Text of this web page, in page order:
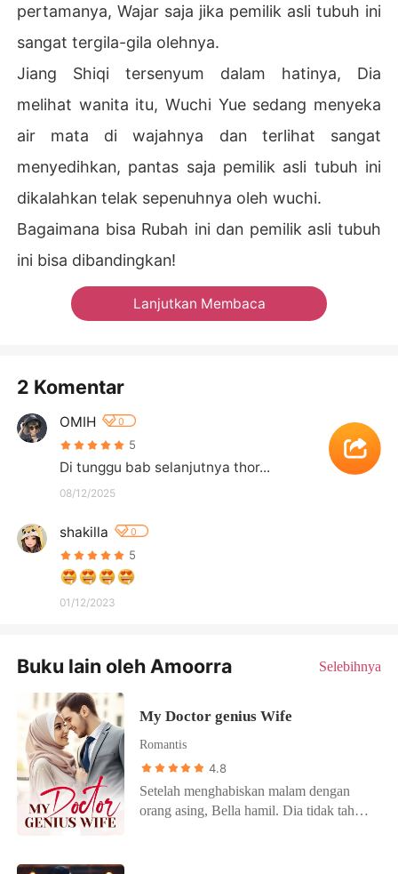
pertamanya, Wajar saja jika pemilik asli tubuh ini
sangat tergila-gila olehnya.
Jiang Shiqi tersenyum dalam hatinya, Dia
melihat wanita itu, Wuchi Yue sedang menyeka
air mata di wajahnya dan terlihat sangat
menyedihkan, pantas saja pemilik asli tubuh ini
dikalahkan telak sepenuhnya oleh wuchi.
Bagaimana bisa Rubah ini dan pemilik asli tubuh
ini bisa dibandingkan!
Lanjutkan Membaca
2 Komentar
OMIH 0
5
Di tunggu bab selanjutnya thor...
08/12/2025
shakilla 0
5
01/12/2023
Buku lain oleh Amoorra Selebihnya
My Doctor genius Wife
Romantis
4.8
Setelah menghabiskan malam dengan
orang asing, Bella hamil. Dia tidak tahu